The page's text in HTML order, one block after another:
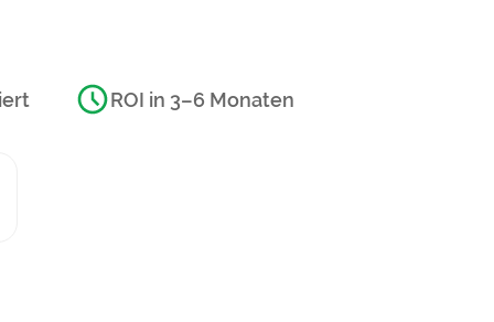
ROI in 3–6 Monaten